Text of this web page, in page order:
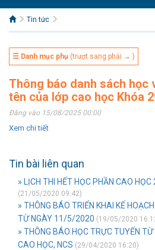
Tin tức
☰ Danh mục phụ (trượt sang phải → )
Thông báo danh sách học
tên của lớp cao học Khóa
Đăng vào 15/08/2025 00:00
Xem chi tiết
Tin bài liên quan
» LỊCH THI HẾT HỌC PHẦN CAO
(21/05/2020 09:42)
» THÔNG BÁO TRIỂN KHAI KẾ
TỪ NGÀY 11/5/2020 (19/05/2020
» THÔNG BÁO HỌC TRỰC TUYẾN
CAO HỌC, NCS (29/04/2020 16:20)